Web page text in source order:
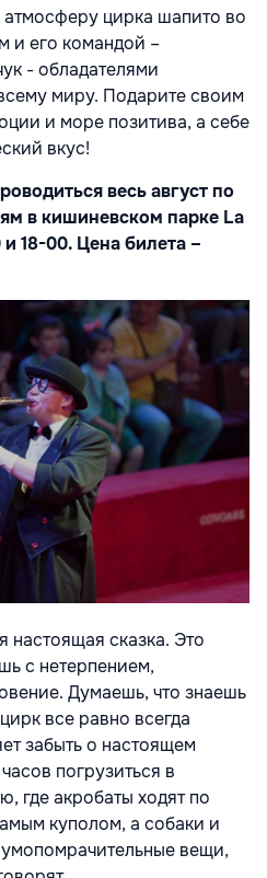
цирка шапито во
и его командой –
- обладателями
миру. Подарите своим
и море позитива, а себе
вкус!
весь август по
в кишиневском парке La
18-00. Цена билета –
настоящая сказка. Это
с нетерпением,
Думаешь, что знаешь
все равно всегда
забыть о настоящем
погрузиться в
где акробаты ходят по
куполом, а собаки и
вещи,